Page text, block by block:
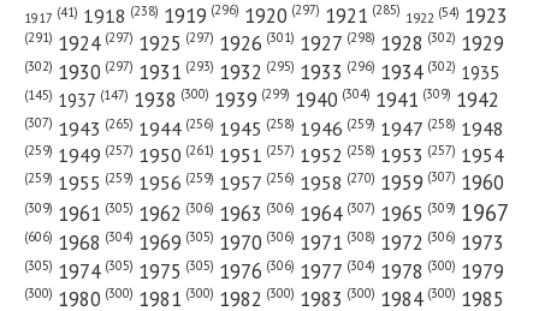
№ 163 от июля 1981 года — «Красный Север»
№ 287 от декабря 1923 года — «Красный Север»
1917 (41) 1918 (238) 1919 (296) 1920 (297) 1921 (285) 1922 (54) 1923
(291) 1924 (297) 1925 (297) 1926 (301) 1927 (298) 1928 (302) 1929
(302) 1930 (297) 1931 (293) 1932 (295) 1933 (296) 1934 (302) 1935
(145) 1937 (147) 1938 (300) 1939 (299) 1940 (304) 1941 (309) 1942
(307) 1943 (265) 1944 (256) 1945 (258) 1946 (259) 1947 (258) 1948
(259) 1949 (257) 1950 (261) 1951 (257) 1952 (258) 1953 (257) 1954
(259) 1955 (259) 1956 (259) 1957 (256) 1958 (270) 1959 (307) 1960
(309) 1961 (305) 1962 (306) 1963 (306) 1964 (307) 1965 (309) 1967
(606) 1968 (304) 1969 (305) 1970 (306) 1971 (308) 1972 (306) 1973
(305) 1974 (305) 1975 (305) 1976 (306) 1977 (304) 1978 (300) 1979
(300) 1980 (300) 1981 (300) 1982 (300) 1983 (300) 1984 (300) 1985